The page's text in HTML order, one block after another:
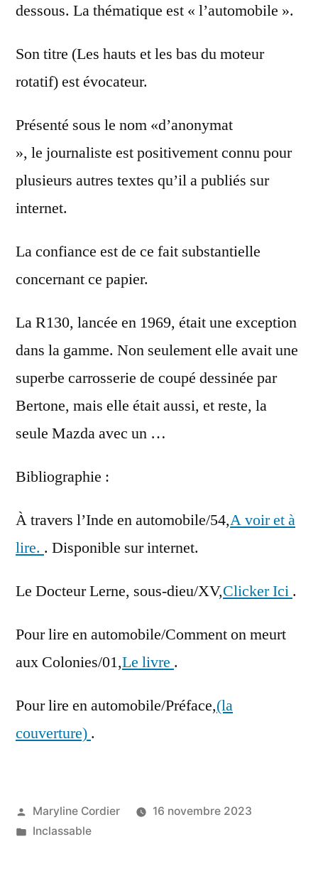
dessous. La thématique est « l’automobile ».
Son titre (Les hauts et les bas du moteur
rotatif) est évocateur.
Présenté sous le nom «d’anonymat
», le journaliste est positivement connu pour
plusieurs autres textes qu’il a publiés sur
internet.
La confiance est de ce fait substantielle
concernant ce papier.
La R130, lancée en 1969, était une exception
dans la gamme. Non seulement elle avait une
superbe carrosserie de coupé dessinée par
Bertone, mais elle était aussi, et reste, la
seule Mazda avec un …
Bibliographie :
À travers l’Inde en automobile/54,A voir et à
lire. . Disponible sur internet.
Le Docteur Lerne, sous-dieu/XV,Clicker Ici .
Pour lire en automobile/Comment on meurt
aux Colonies/01,Le livre .
Pour lire en automobile/Préface,(la
couverture) .
Publié
par
Maryline Cordier
16 novembre 2023
Publié
Inclassable